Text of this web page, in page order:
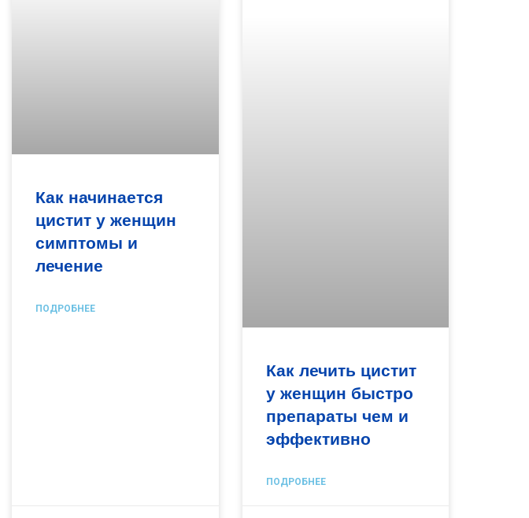
Как начинается
цистит у женщин
симптомы и
лечение
ПОДРОБНЕЕ
Как лечить цистит
у женщин быстро
препараты чем и
эффективно
ПОДРОБНЕЕ